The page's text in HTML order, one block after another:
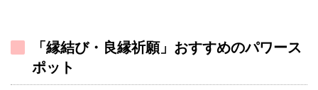
「縁結び・良縁祈願」おすすめのパワース
ポット